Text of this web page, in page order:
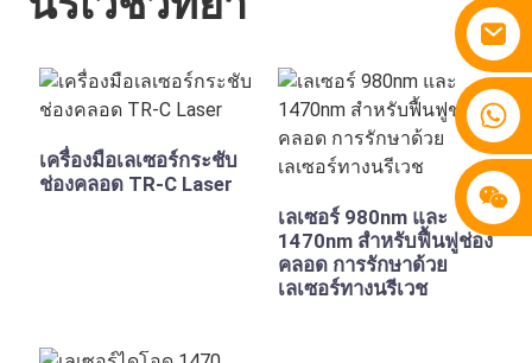
+86 15810767862
เครื่องมือเลเซอร์กระชับ
ช่องคลอด TR-C Laser
เลเซอร์ 980nm และ
1470nm สำหรับฟื้นฟูช่อง
คลอด การรักษาด้วย
เลเซอร์ทางนรีเวช